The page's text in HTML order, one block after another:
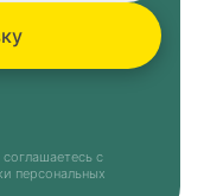
с
персональных